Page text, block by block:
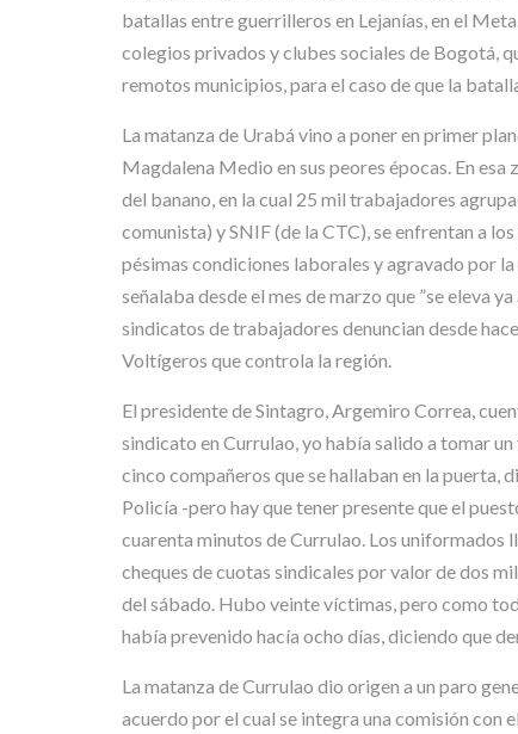
batallas entre guerrilleros en Lejanías, en el
colegios privados y clubes sociales de Bogotá,
remotos municipios, para el caso de que la
La matanza de Urabá vino a poner en primer
Magdalena Medio en sus peores épocas. En
del banano, en la cual 25 mil trabajadores
comunista) y SNIF (de la CTC), se enfrentan a
pésimas condiciones laborales y agravado por
señalaba desde el mes de marzo que ”se eleva
sindicatos de trabajadores denuncian desde
Voltígeros que controla la región.
El presidente de Sintagro, Argemiro Correa,
sindicato en Currulao, yo había salido a tomar
cinco compañeros que se hallaban en la puerta,
Policía -pero hay que tener presente que el
cuarenta minutos de Currulao. Los uniformados
cheques de cuotas sindicales por valor de dos
del sábado. Hubo veinte víctimas, pero como
había prevenido hacía ocho días, diciendo que
La matanza de Currulao dio origen a un paro
acuerdo por el cual se integra una comisión